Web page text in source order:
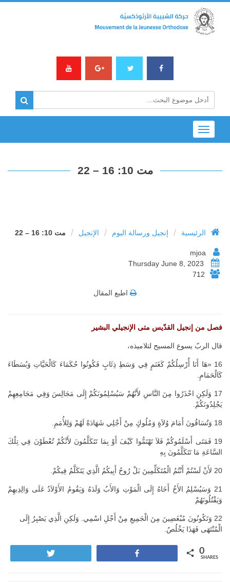
Toggle
navigation
مت 10: 16 – 22
الرئيسية / إنجيل ورسالة اليوم / الإنجيل / مت 10: 16 – 22
712
اطبع المقال
فصل من إنجيل القدّيس متى الإنجيلي البشير
قال الربّ يسوع المسيح لتلاميذه،
16 «هَا أَنَا أُرْسِلُكُمْ كَغَنَمٍ فِي وَسَطِ ذِئَابٍ فَكُونُوا حُكَمَاءَ كَالْحَيَّاتِ وَبُسَطَاءَ
كَالْحَمَامِ.
17 وَلَكِنِ احْذَرُوا مِنَ النَّاسِ لأَنَّهُمْ سَيُسْلِمُونَكُمْ إِلَى مَجَالِسَ وَفِي مَجَامِعِهِمْ
يَجْلِدُونَكُمْ.
18 وَتُسَاقُونَ أَمَامَ وُلاَةٍ وَمُلُوكٍ مِنْ أَجْلِي شَهَادَةً لَهُمْ وَلِلأُمَمِ.
19 فَمَتَى أَسْلَمُوكُمْ فَلاَ تَهْتَمُّوا كَيْفَ أَوْ بِمَا تَتَكَلَّمُونَ لأَنَّكُمْ تُعْطَوْنَ فِي تِلْكَ
السَّاعَةِ مَا تَتَكَلَّمُونَ بِهِ
20 لأَنْ لَسْتُمْ أَنْتُمُ الْمُتَكَلِّمِينَ بَلْ رُوحُ أَبِيكُمُ الَّذِي يَتَكَلَّمُ فِيكُمْ.
21 وَسَيُسْلِمُ الأَخُ أَخَاهُ إِلَى الْمَوْتِ وَالأَبُ وَلَدَهُ وَيَقُومُ الأَوْلاَدُ عَلَى وَالِدِيهِمْ
وَيَقْتُلُونَهُمْ
22 وَتَكُونُونَ مُبْغَضِينَ مِنَ الْجَمِيعِ مِنْ أَجْلِ اسْمِي. وَلَكِنِ الَّذِي يَصْبِرُ إِلَى
الْمُنْتَهَى فَهَذَا يَخْلُصُ.
0
SHARES